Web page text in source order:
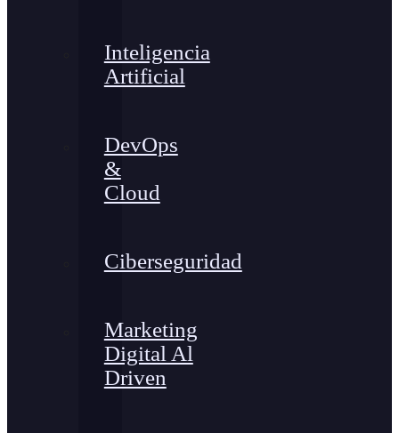
Inteligencia
Artificial
DevOps
&
Cloud
Ciberseguridad
Marketing
Digital Al
Driven